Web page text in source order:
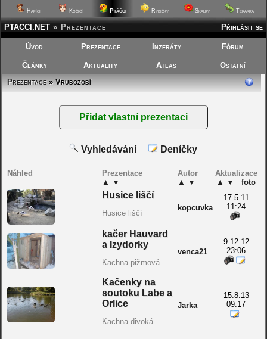
Hafíci Kočičí Ptáčci Rybičky Skalky Terárka
Přihlásit se
PTACCI.NET » Prezentace
Úvod Prezentace Inzeráty Fórum
Články Aktuality Atlas
Ostatní
Prezentace» Vrubozobí
Vyhledávání Deníčky
Náhled
Prezentace
▲ ▼
Autor
▲ ▼
Aktualizace
▲ ▼ foto
Husice liščí
Husice liščí
kopcuvka
17.5.11
11:24
kačer Hauvard
a Izydorky
Kachna pižmová
venca21
9.12.12
23:06
Kačenky na
soutoku Labe a
Orlice
Kachna divoká
Jarka
15.8.13
09:17